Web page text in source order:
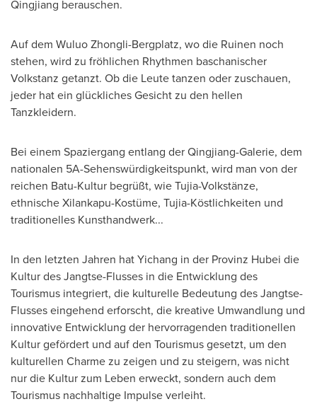
Qingjiang berauschen.
Auf dem Wuluo Zhongli-Bergplatz, wo die Ruinen noch
stehen, wird zu fröhlichen Rhythmen baschanischer
Volkstanz getanzt. Ob die Leute tanzen oder zuschauen,
jeder hat ein glückliches Gesicht zu den hellen
Tanzkleidern.
Bei einem Spaziergang entlang der Qingjiang-Galerie, dem
nationalen 5A-Sehenswürdigkeitspunkt, wird man von der
reichen Batu-Kultur begrüßt, wie Tujia-Volkstänze,
ethnische Xilankapu-Kostüme, Tujia-Köstlichkeiten und
traditionelles Kunsthandwerk...
In den letzten Jahren hat Yichang in der Provinz Hubei die
Kultur des Jangtse-Flusses in die Entwicklung des
Tourismus integriert, die kulturelle Bedeutung des Jangtse-
Flusses eingehend erforscht, die kreative Umwandlung und
innovative Entwicklung der hervorragenden traditionellen
Kultur gefördert und auf den Tourismus gesetzt, um den
kulturellen Charme zu zeigen und zu steigern, was nicht
nur die Kultur zum Leben erweckt, sondern auch dem
Tourismus nachhaltige Impulse verleiht.